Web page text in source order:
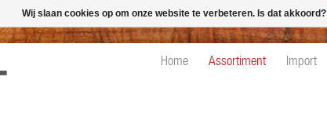
Home Assortiment Import
Wij slaan cookies op om onze website te verbeteren. Is dat akkoord?